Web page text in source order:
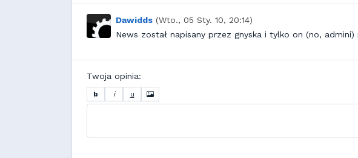
Dawidds (Wto., 05 Sty. 10, 20:14)
News został napisany przez gnyska i tylko on (no,
Twoja opinia:
b i u